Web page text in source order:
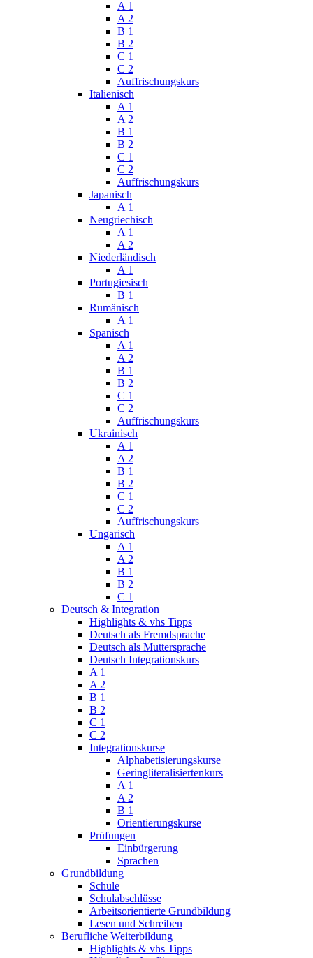
A 1
A 2
B 1
B 2
C 1
C 2
Auffrischungskurs
Italienisch
A 1
A 2
B 1
B 2
C 1
C 2
Auffrischungskurs
Japanisch
A 1
Neugriechisch
A 1
A 2
Niederländisch
A 1
Portugiesisch
B 1
Rumänisch
A 1
Spanisch
A 1
A 2
B 1
B 2
C 1
C 2
Auffrischungskurs
Ukrainisch
A 1
A 2
B 1
B 2
C 1
C 2
Auffrischungskurs
Ungarisch
A 1
A 2
B 1
B 2
C 1
Deutsch & Integration
Highlights & vhs Tipps
Deutsch als Fremdsprache
Deutsch als Muttersprache
Deutsch Integrationskurs
A 1
A 2
B 1
B 2
C 1
C 2
Integrationskurse
Alphabetisierungskurse
Geringliteralisiertenkurs
A 1
A 2
B 1
Orientierungskurse
Prüfungen
Einbürgerung
Sprachen
Grundbildung
Schule
Schulabschlüsse
Arbeitsorientierte Grundbildung
Lesen und Schreiben
Berufliche Weiterbildung
Highlights & vhs Tipps